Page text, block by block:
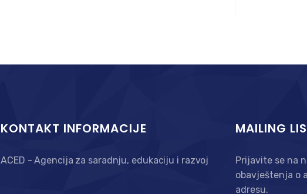
KONTAKT INFORMACIJE
ACED - Agencija za saradnju, edukaciju i razvoj
MAILING
Prijavite se na
obavještenja o
adresu.